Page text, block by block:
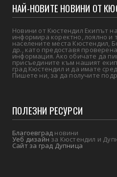
НАЙ-НОВИТЕ НОВИНИ ОТ
Новини от Кюстендил Екипът
информира коректно, лоялно и
населените места Кюстендил,
др., като предоставя
информация. Ако обичате да
присъедините към нашият
град Кюстендил и да имате
Пишете ни, за да получите
ПОЛЕЗНИ РЕСУРСИ
Благоевград новини
Уеб дизайнза Кюстендил и
Сайт за град Дупница